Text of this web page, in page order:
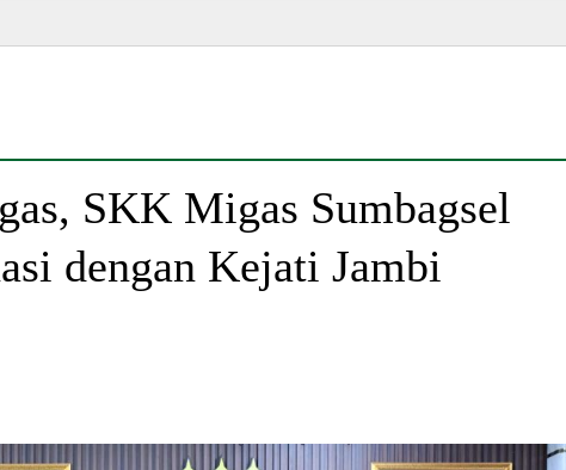
SKK Migas Sumbagsel
dengan Kejati Jambi